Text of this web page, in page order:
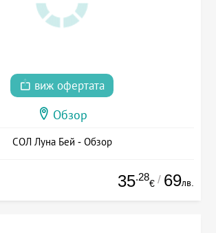
виж офертата
Обзор
СОЛ Луна Бей - Обзор
35.28
€ / 69лв.